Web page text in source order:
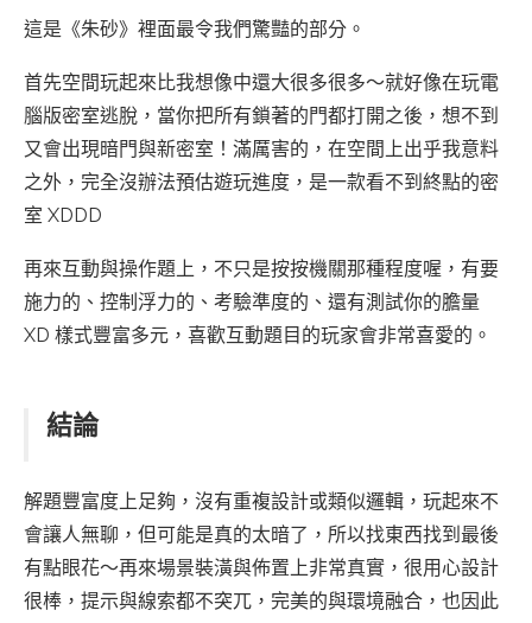
這是《朱砂》裡面最令我們驚豔的部分。
首先空間玩起來比我想像中還大很多很多～就好像在玩電
腦版密室逃脫，當你把所有鎖著的門都打開之後，想不到
又會出現暗門與新密室！滿厲害的，在空間上出乎我意料
之外，完全沒辦法預估遊玩進度，是一款看不到終點的密
室 XDDD
再來互動與操作題上，不只是按按機關那種程度喔，有要
施力的、控制浮力的、考驗準度的、還有測試你的膽量
XD 樣式豐富多元，喜歡互動題目的玩家會非常喜愛的。
結論
解題豐富度上足夠，沒有重複設計或類似邏輯，玩起來不
會讓人無聊，但可能是真的太暗了，所以找東西找到最後
有點眼花～再來場景裝潢與佈置上非常真實，很用心設計
很棒，提示與線索都不突兀，完美的與環境融合，也因此